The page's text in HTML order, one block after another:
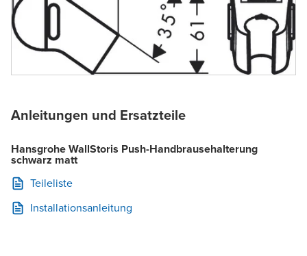
Anleitungen und Ersatzteile
Hansgrohe WallStoris Push-Handbrausehalterung
schwarz matt
Teileliste
Installationsanleitung